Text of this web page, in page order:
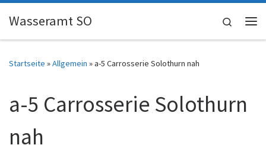
Skip to content
Wasseramt SO
Search
Startseite »Allgemein »a-5 Carrosserie Solothurn nah
a-5 Carrosserie Solothurn
nah